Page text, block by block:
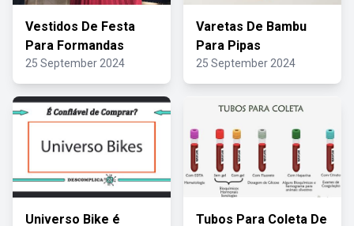
Vestidos De Festa
Para Formandas
25 September 2024
Varetas De Bambu
Para Pipas
25 September 2024
Universo Bike é Tubos Para Coleta De